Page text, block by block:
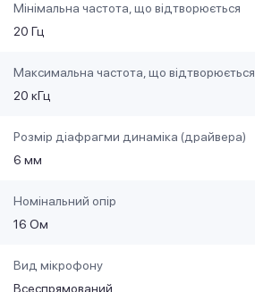
Мінімальна частота, що відтворюється
20 Гц
Максимальна частота, що відтворюється
20 кГц
Розмір діафрагми динаміка (драйвера)
6 мм
Номінальний опір
16 Ом
Вид мікрофону
Всеспрямований